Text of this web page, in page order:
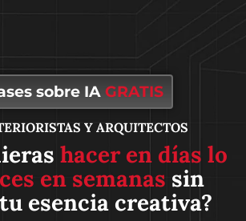
sobre IA GRATIS
Y ARQUITECTOS
hacer en días lo
en semanas sin
esencia creativa?